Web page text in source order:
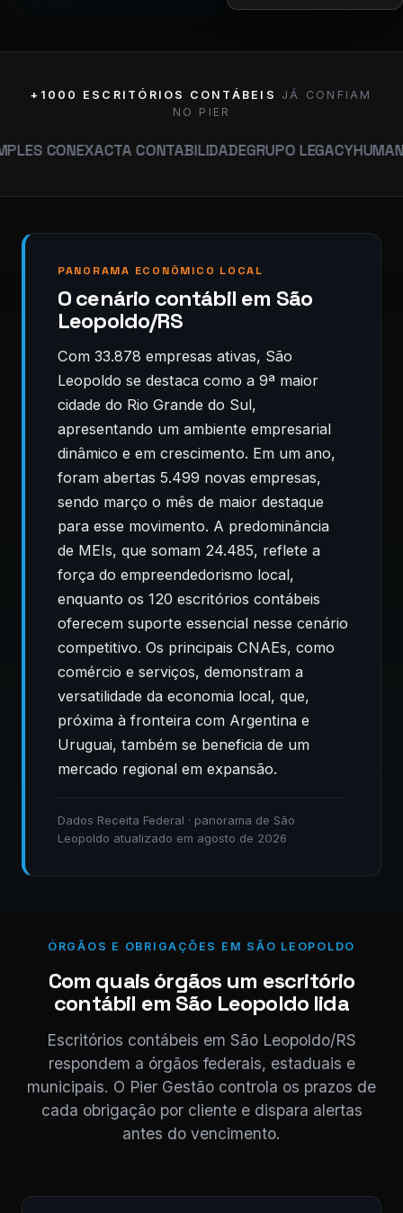
+1000 ESCRITÓRIOS CONTÁBEIS
JÁ CONFIAM
NO PIER
EXACTA CONTABILIDADEGRUPO LEGACYHUMANA
PANORAMA ECONÔMICO LOCAL
O cenário contábil em São
Leopoldo/RS
Com 33.878 empresas ativas, São
Leopoldo se destaca como a 9ª maior
cidade do Rio Grande do Sul,
apresentando um ambiente empresarial
dinâmico e em crescimento. Em um ano,
foram abertas 5.499 novas empresas,
sendo março o mês de maior destaque
para esse movimento. A predominância
de MEIs, que somam 24.485, reflete a
força do empreendedorismo local,
enquanto os 120 escritórios contábeis
oferecem suporte essencial nesse cenário
competitivo. Os principais CNAEs, como
comércio e serviços, demonstram a
versatilidade da economia local, que,
próxima à fronteira com Argentina e
Uruguai, também se beneficia de um
mercado regional em expansão.
Dados Receita Federal · panorama de São
Leopoldo atualizado em agosto de 2026
ÓRGÃOS E OBRIGAÇÕES EM SÃO LEOPOLDO
Com quais órgãos um escritório
contábil em São Leopoldo lida
Escritórios contábeis em São Leopoldo/RS
respondem a órgãos federais, estaduais e
municipais. O Pier Gestão controla os prazos de
cada obrigação por cliente e dispara alertas
antes do vencimento.